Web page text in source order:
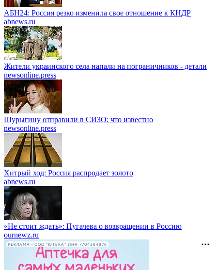
АБН24: Россия резко изменила свое отношение к КНДР
abnews.ru
Жители украинского села напали на пограничников - детали
newsonline.press
Шурыгину отправили в СИЗО: что известно
newsonline.press
Хитрый ход: Россия распродает золото
abnews.ru
«Не стоит ждать»: Пугачева о возвращении в Россию
ournewz.ru
РЕКЛАМА • ООО "ЮТЕКА" ИНН 7704384878